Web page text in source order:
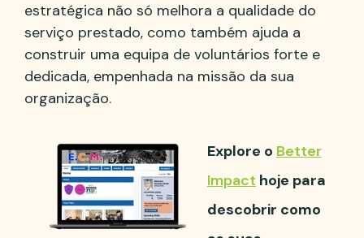
estratégica não só melhora a qualidade do
serviço prestado, como também ajuda a
construir uma equipa de voluntários forte e
dedicada, empenhada na missão da sua
organização.
Explore o Better
Impact hoje para
descobrir como